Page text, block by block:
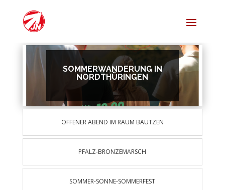
SOMMERWANDERUNG IN
NORDTHÜRINGEN
OFFENER ABEND IM RAUM BAUTZEN
PFALZ-BRONZEMARSCH
SOMMER-SONNE-SOMMERFEST